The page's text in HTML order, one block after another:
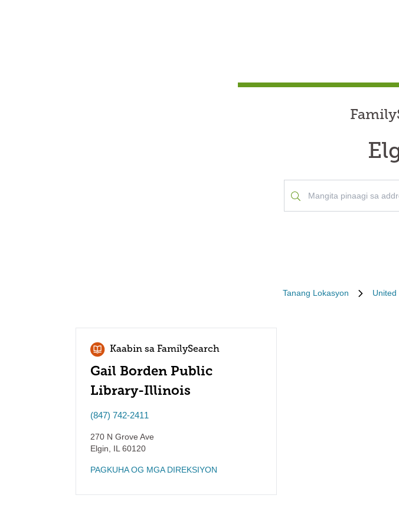
Tanang Lokasyon United
Kaabin sa FamilySearch
Gail Borden Public
Library-Illinois
(847) 742-2411
270 N Grove Ave
Elgin
IL 60120
PAGKUHA OG MGA DIREKSIYON